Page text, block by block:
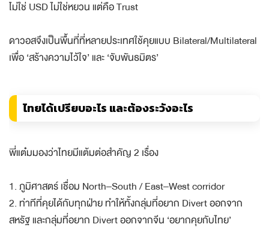
ไม่ใช่ USD ไม่ใช่หยวน แต่คือ Trust
ดาวอสจึงเป็นพื้นที่ที่หลายประเทศใช้คุยแบบ Bilateral/Multilateral
เพื่อ ‘สร้างความไว้ใจ’ และ ‘จับพันธมิตร’
ไทยได้เปรียบอะไร และต้องระวังอะไร
พี่แต๋มมองว่าไทยมีแต้มต่อสำคัญ 2 เรื่อง
1. ภูมิศาสตร์ เชื่อม North–South / East–West corridor
2. ท่าทีที่คุยได้กับทุกฝ่าย ทำให้ทั้งกลุ่มที่อยาก Divert ออกจาก
สหรัฐ และกลุ่มที่อยาก Divert ออกจากจีน ‘อยากคุยกับไทย’